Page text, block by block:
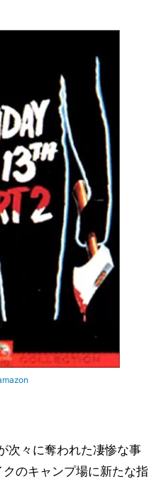
次々に奪われた凄惨な事
のキャンプ場に新たな指